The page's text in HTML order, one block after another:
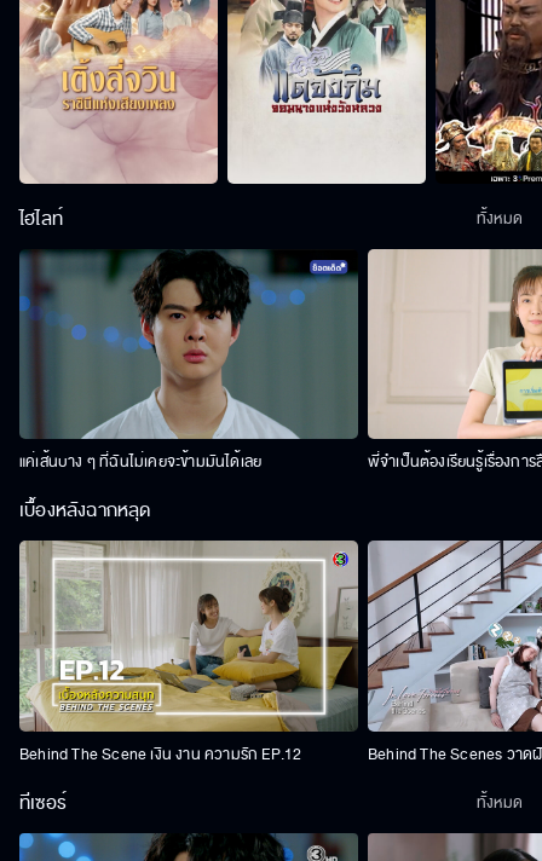
ไฮไลท์
แค่เส้นบาง ๆ ที่ฉันไม่เคยจะข้ามมันได้เลย พี่จำเป็นต้องเรียนรู้เรื่องการ
ทั้งหมด
เบื้องหลังฉากหลุด
Behind The Scene เงิน งาน ความรัก EP.12 Behind The Scenes วาด
ทีเซอร์ ทั้งหมด